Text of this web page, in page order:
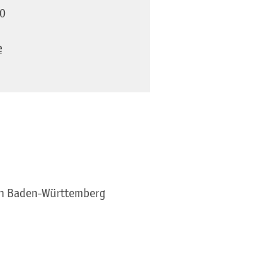
Baden-Württemberg